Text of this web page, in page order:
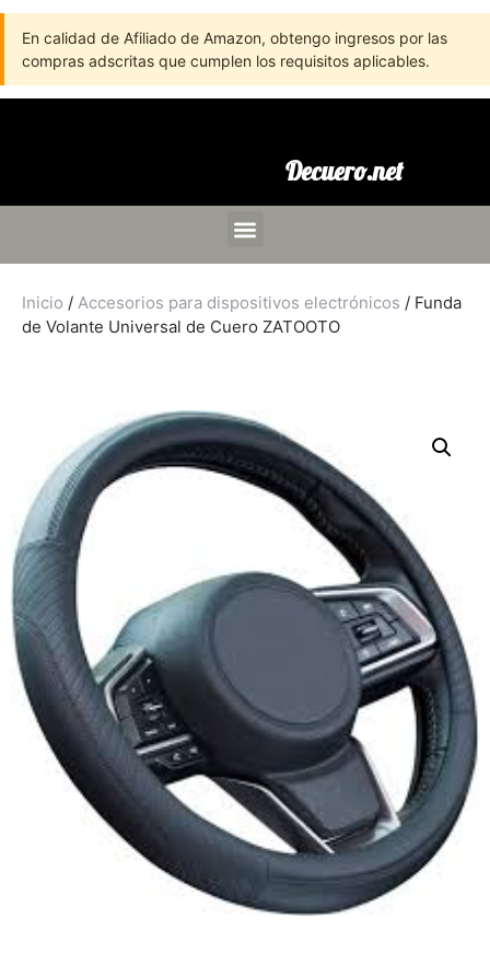
En calidad de Afiliado de Amazon, obtengo ingresos por las
compras adscritas que cumplen los requisitos aplicables.
Decuero.net
Inicio / Accesorios para dispositivos electrónicos / Funda
de Volante Universal de Cuero ZATOOTO